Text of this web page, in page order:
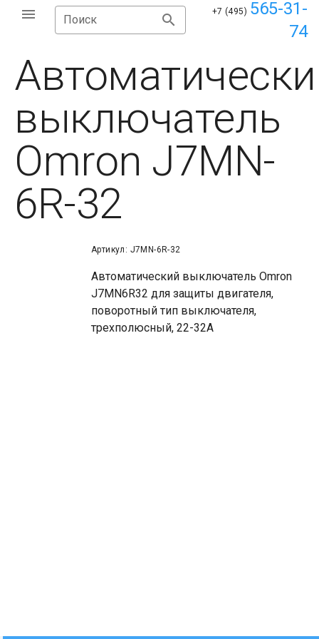
Поиск
+7 (495) 565-31-
74
выключатель
Omron J7MN-
6R-32
Артикул: J7MN-6R-32
Автоматический выключатель Omron
J7MN6R32 для защиты двигателя,
поворотный тип выключателя,
трехполюсный, 22-32A